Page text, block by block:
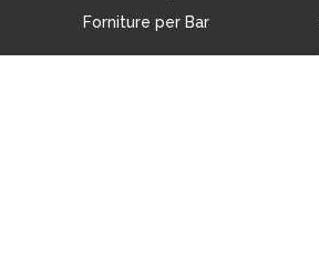
Forniture per Bar